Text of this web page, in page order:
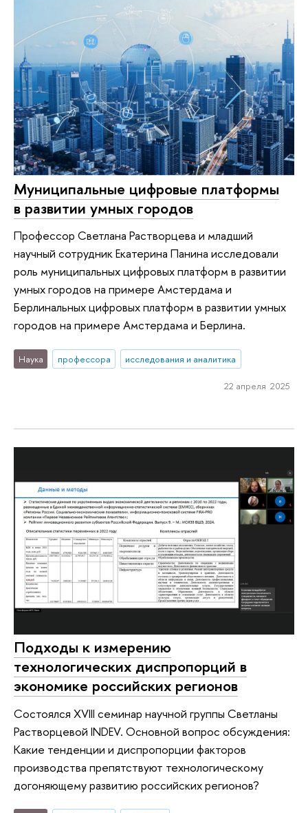
Муниципальные цифровые платформы
в развитии умных городов
Профессор Светлана Растворцева и младший
научный сотрудник Екатерина Панина исследовали
роль муниципальных цифровых платформ в развитии
умных городов на примере Амстердама и
Берлинальных цифровых платформ в развитии умных
городов на примере Амстердама и Берлина.
Наука профессора исследования и аналитика
22 апреля 2025
Подходы к измерению
технологических диспропорций в
экономике российских регионов
Состоялся XVIII семинар научной группы Светланы
Растворцевой INDEV. Основной вопрос обсуждения:
Какие тенденции и диспропорции факторов
производства препятствуют технологическому
догоняющему развитию российских регионов?